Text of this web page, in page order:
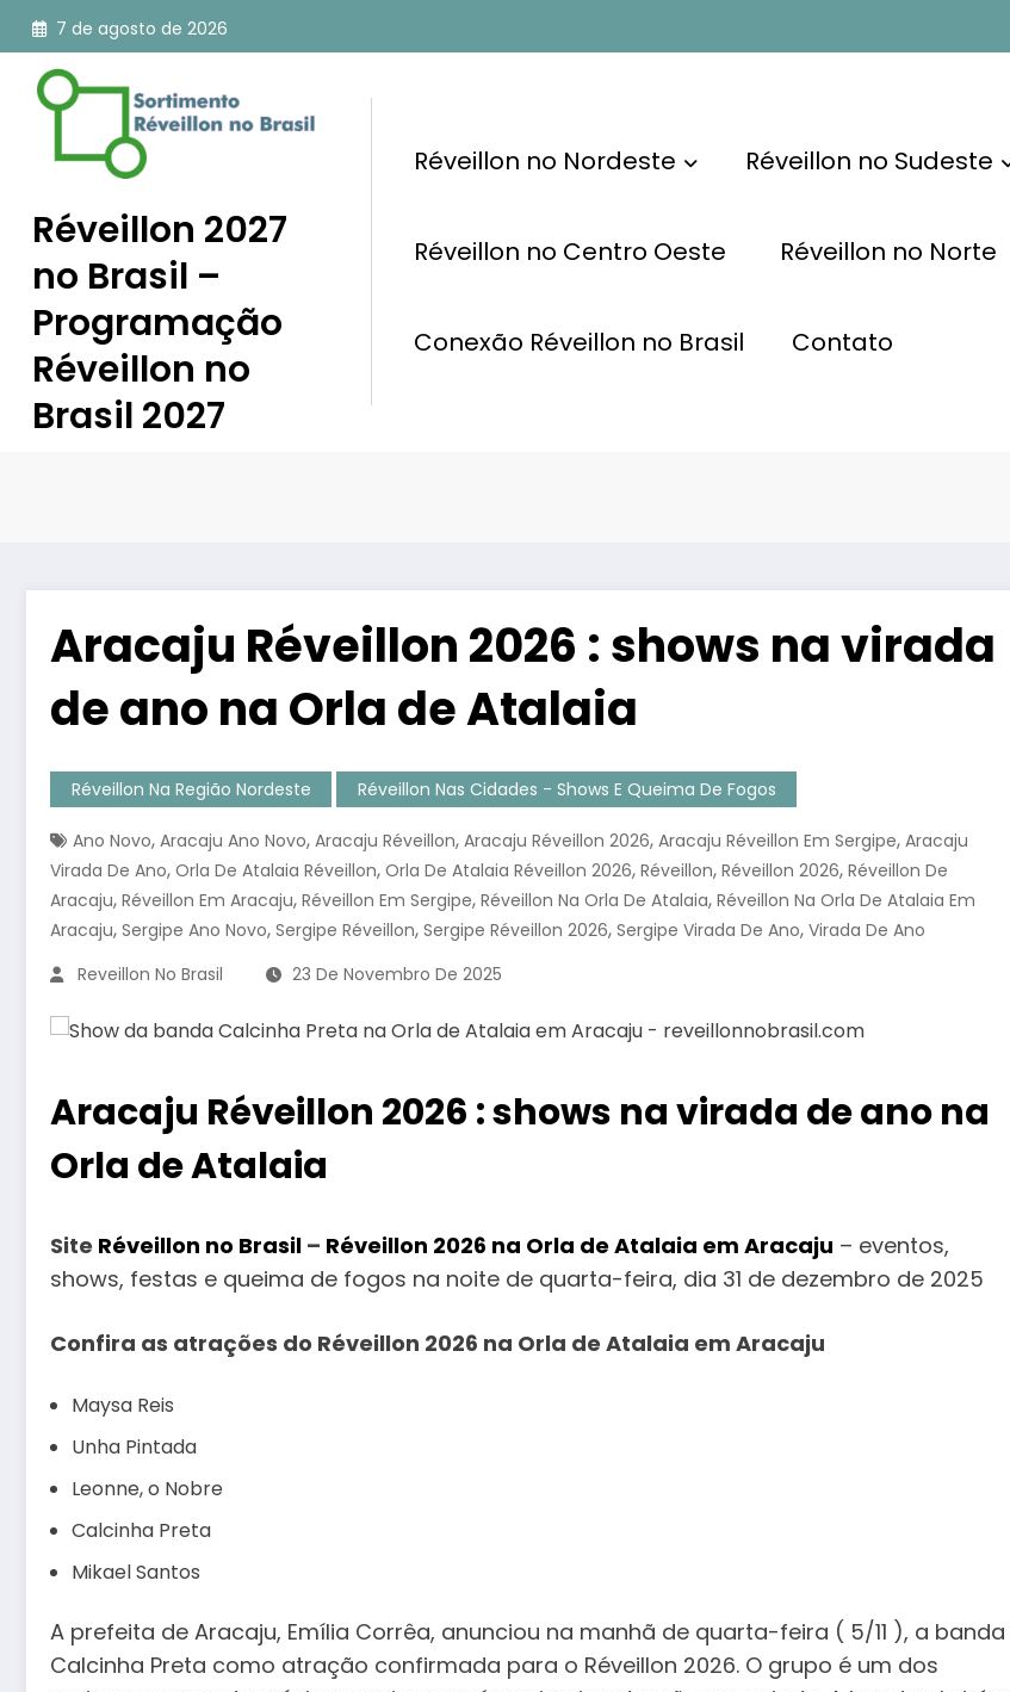
Pular
para
conteúdo
7 de agosto de 2026
Réveillon 2027
no Brasil –
Programação
Réveillon no
Brasil 2027
Réveillon no Nordeste Réveillon no Sudeste
Réveillon no Centro Oeste Réveillon no Norte
Conexão Réveillon no Brasil Contato
Aracaju Réveillon 2026 : shows na virada
de ano na Orla de Atalaia
Réveillon Na Região Nordeste Réveillon Nas Cidades - Shows E Queima De Fogos
Ano Novo, Aracaju Ano Novo, Aracaju Réveillon, Aracaju Réveillon 2026, Aracaju Réveillon Em Sergipe, Aracaju
Virada De Ano, Orla De Atalaia Réveillon, Orla De Atalaia Réveillon 2026, Réveillon, Réveillon 2026, Réveillon De
Aracaju, Réveillon Em Aracaju, Réveillon Em Sergipe, Réveillon Na Orla De Atalaia, Réveillon Na Orla De Atalaia Em
Aracaju, Sergipe Ano Novo, Sergipe Réveillon, Sergipe Réveillon 2026, Sergipe Virada De Ano, Virada De Ano
Reveillon No Brasil
23 De Novembro De 2025
Aracaju Réveillon 2026 : shows na virada de ano na
Orla de Atalaia
Site Réveillon no Brasil – Réveillon 2026 na Orla de Atalaia em Aracaju – eventos,
shows, festas e queima de fogos na noite de quarta-feira, dia 31 de dezembro de 2025
Confira as atrações do Réveillon 2026 na Orla de Atalaia em Aracaju
Maysa Reis
Unha Pintada
Leonne, o Nobre
Calcinha Preta
Mikael Santos
A prefeita de Aracaju, Emília Corrêa, anunciou na manhã de quarta-feira ( 5/11 ), a banda
Calcinha Preta como atração confirmada para o Réveillon 2026. O grupo é um dos